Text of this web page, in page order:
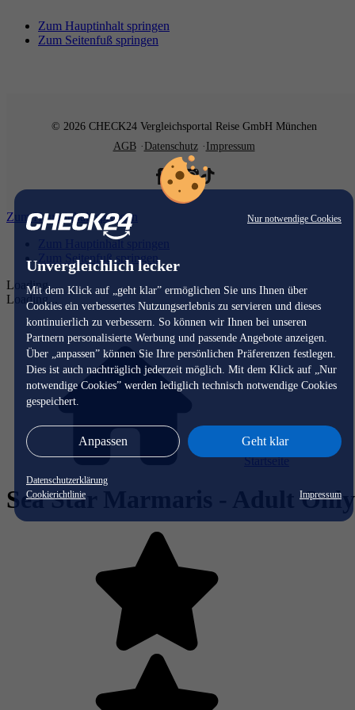
Nur notwendige Cookies
Unvergleichlich lecker
Mit dem Klick auf „geht klar” ermöglichen Sie uns Ihnen über
Cookies ein verbessertes Nutzungserlebnis zu servieren und dieses
kontinuierlich zu verbessern. So können wir Ihnen bei unseren
Partnern personalisierte Werbung und passende Angebote anzeigen.
Über „anpassen” können Sie Ihre persönlichen Präferenzen festlegen.
Dies ist auch nachträglich jederzeit möglich. Mit dem Klick auf „Nur
notwendige Cookies” werden lediglich technisch notwendige Cookies
gespeichert.
Anpassen Geht klar
Datenschutzerklärung
Cookierichtlinie
Impressum
Zum Hauptinhalt springen
Zum Seitenfuß springen
© 2026 CHECK24 Vergleichsportal Reise GmbH München
AGB
Datenschutz Impressum
Zum Hauptinhalt springen
Zum Hauptinhalt springen
Zum Seitenfuß springen
Loading...
Loading...
Startseite
Sea Star Marmaris - Adult Only